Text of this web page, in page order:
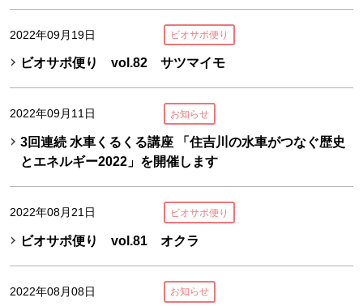
2022年09月19日 ビオサポ便り
ビオサポ便り vol.82 サツマイモ
2022年09月11日 お知らせ
3回連続 水車くるくる講座 「住吉川の水車がつなぐ歴史
とエネルギー2022」を開催します
2022年08月21日 ビオサポ便り
ビオサポ便り vol.81 オクラ
2022年08月08日 お知らせ